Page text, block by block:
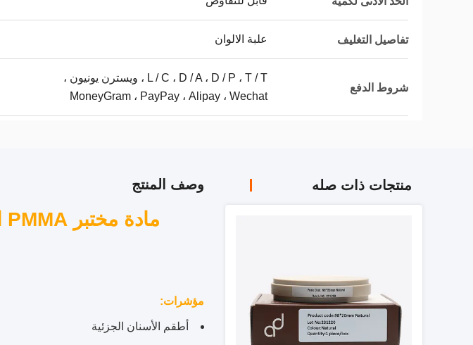
تفاصيل التغليف علبة الالوان
شروط الدفع
L / C ، D / A ، D / P ، T / T ، ويسترن يونيون ،
MoneyGram ، PayPay ، Alipay ، Wechat
منتجات ذات صله وصف المنتج
مؤشرات:
أطقم الأسنان الجزئية